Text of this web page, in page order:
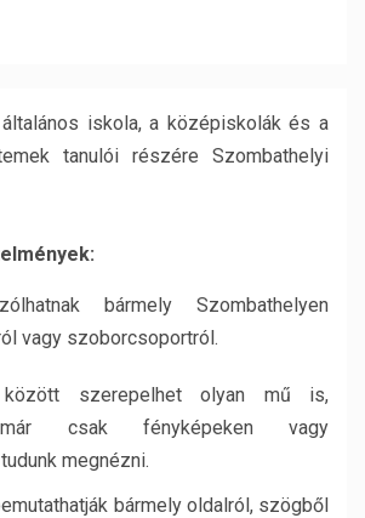
iskola, a középiskolák és a
tanulói részére Szombathelyi
bármely Szombathelyen
vagy szoborcsoportról.
szerepelhet olyan mű is,
csak fényképeken vagy
megnézni.
bármely oldalról, szögből